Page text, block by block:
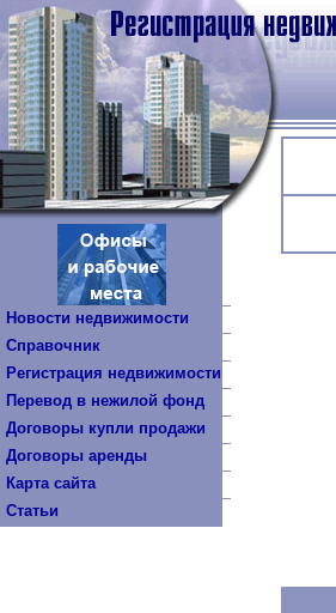
Новости недвижимости
Справочник
Регистрация недвижимости
Перевод в нежилой фонд
Договоры купли продажи
Договоры аренды
Карта сайта
Статьи